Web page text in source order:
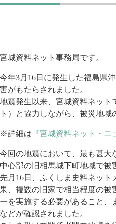
宮城資料ネット事務局です。
今年3月16日に発生した福島県
害がもたらされました。
地震発生以来、宮城資料ネット
ト）と協力しながら、被災地
※詳細は 『宮城資料ネット・ニ
今回の地震において、最も甚大
中心部の旧相馬城下町地域で被
先月16日、ふくしま史料ネッ
果、複数の旧家で相当程度の被
ーを実施する必要があること、
などが確認されました。